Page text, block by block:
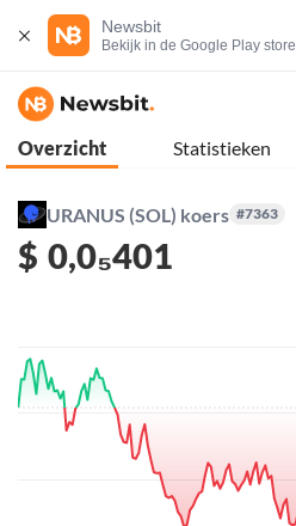
Newsbit
Bekijk in de Google Play store
Overzicht Statistieken
URANUS (SOL) koers #7363
$ 0,0₅401